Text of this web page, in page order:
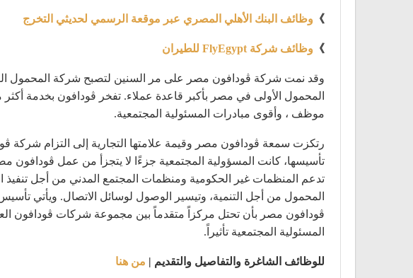
》 وظائف البنك الأهلي المصري عبر موقعة الرسمي لحديثي التخرج
》 وظائف شركة FlyEgypt للطيران
وقد نمت شركة ڤودافون مصر على مر السنين لتصبح شركة المحمول
موظف ، وأقوى مبادرات المسئولية المجتمعية.
رتكزت سمعة ڤودافون مصر وقيمة علامتها التجارية إلى التزام شركة
تدعم المنظمات غير الحكومية ومنظمات المجتمع المدني من أجل تنفيذ
المحمول من أجل التنمية، وتيسير الوصول لوسائل الاتصال. ويأتي
ڤودافون مصر بأن تحتل مركزاً متقدماً بين مجموعة شركات ڤودافون
المسئولية المجتمعية تأثيراً.
للوظائف الشاغرة والتفاصيل والتقديم | من هنا